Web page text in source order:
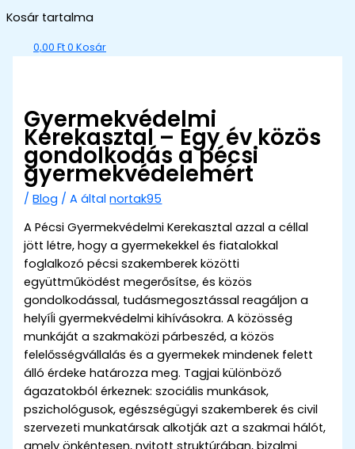
Kosár tartalma
0,00 Ft0 Kosár
Gyermekvédelmi
Kerekasztal – Egy év közös
gondolkodás a pécsi
gyermekvédelemért
/Blog / A általnortak95
A Pécsi Gyermekvédelmi Kerekasztal azzal a céllal
jött létre, hogy a gyermekekkel és fiatalokkal
foglalkozó pécsi szakemberek közötti
együttműködést megerősítse, és közös
gondolkodással, tudásmegosztással reagáljon a
helyíÍi gyermekvédelmi kihívásokra. A közösség
munkáját a szakmaközi párbeszéd, a közös
felelősségvállalás és a gyermekek mindenek felett
álló érdeke határozza meg. Tagjai különböző
ágazatokból érkeznek: szociális munkások,
pszichológusok, egészségügyi szakemberek és civil
szervezeti munkatársak alkotják azt a szakmai hálót,